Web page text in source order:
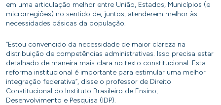
em uma articulação melhor entre União, Estados, Municípios (e
microrregiões) no sentido de, juntos, atenderem melhor às
necessidades básicas da população.
“Estou convencido da necessidade de maior clareza na
distribuição de competências administrativas. Isso precisa estar
detalhado de maneira mais clara no texto constitucional. Esta
reforma institucional é importante para estimular uma melhor
integração federativa”, disse o professor de Direito
Constitucional do Instituto Brasileiro de Ensino,
Desenvolvimento e Pesquisa (IDP).